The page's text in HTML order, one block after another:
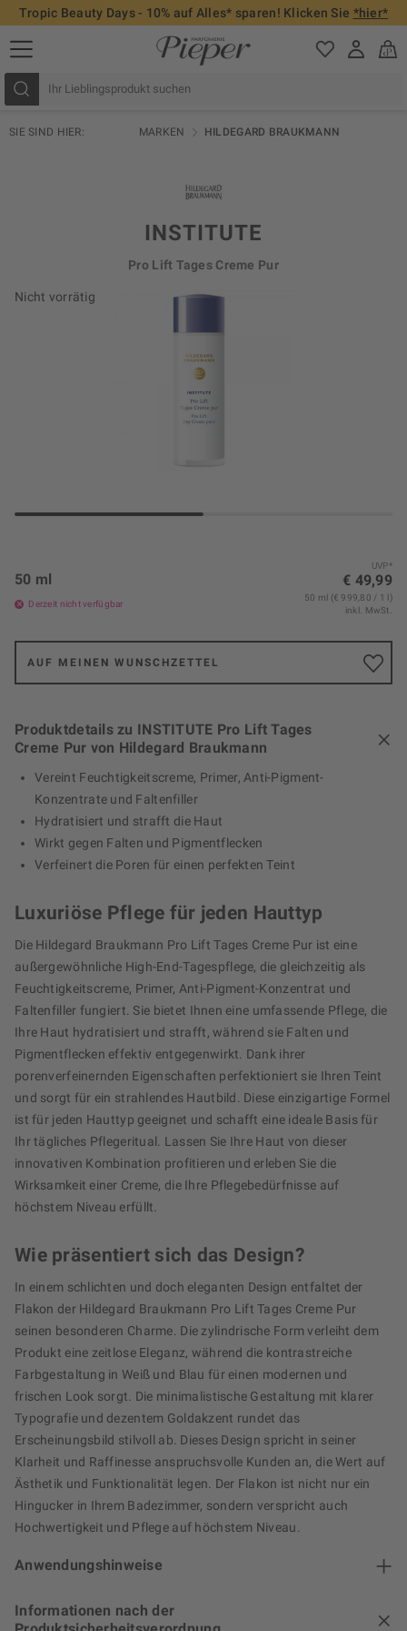
Tropic Beauty Days - 10% auf Alles* sparen! Klicken Sie *hier*
SIE SIND HIER: MARKEN HILDEGARD BRAUKMANN
Nicht vorrätig
INSTITUTE
Pro Lift Tages Creme Pur
UVP*
€ 49,99
50 ml
Derzeit nicht verfügbar
50 ml (€ 999,80 / 1 l)
inkl. MwSt.
AUF MEINEN WUNSCHZETTEL
Produktdetails zu INSTITUTE Pro Lift Tages
Creme Pur von Hildegard Braukmann
Vereint Feuchtigkeitscreme, Primer, Anti-Pigment-
Konzentrate und Faltenfiller
Hydratisiert und strafft die Haut
Wirkt gegen Falten und Pigmentflecken
Verfeinert die Poren für einen perfekten Teint
Luxuriöse Pflege für jeden Hauttyp
Die Hildegard Braukmann Pro Lift Tages Creme Pur ist eine
außergewöhnliche High-End-Tagespflege, die gleichzeitig als
Feuchtigkeitscreme, Primer, Anti-Pigment-Konzentrat und
Faltenfiller fungiert. Sie bietet Ihnen eine umfassende Pflege, die
Ihre Haut hydratisiert und strafft, während sie Falten und
Pigmentflecken effektiv entgegenwirkt. Dank ihrer
porenverfeinernden Eigenschaften perfektioniert sie Ihren Teint
und sorgt für ein strahlendes Hautbild. Diese einzigartige Formel
ist für jeden Hauttyp geeignet und schafft eine ideale Basis für
Ihr tägliches Pflegeritual. Lassen Sie Ihre Haut von dieser
innovativen Kombination profitieren und erleben Sie die
Wirksamkeit einer Creme, die Ihre Pflegebedürfnisse auf
höchstem Niveau erfüllt.
Wie präsentiert sich das Design?
In einem schlichten und doch eleganten Design entfaltet der
Flakon der Hildegard Braukmann Pro Lift Tages Creme Pur
seinen besonderen Charme. Die zylindrische Form verleiht dem
Produkt eine zeitlose Eleganz, während die kontrastreiche
Farbgestaltung in Weiß und Blau für einen modernen und
frischen Look sorgt. Die minimalistische Gestaltung mit klarer
Typografie und dezentem Goldakzent rundet das
Erscheinungsbild stilvoll ab. Dieses Design spricht in seiner
Klarheit und Raffinesse anspruchsvolle Kunden an, die Wert auf
Ästhetik und Funktionalität legen. Der Flakon ist nicht nur ein
Hingucker in Ihrem Badezimmer, sondern verspricht auch
Hochwertigkeit und Pflege auf höchstem Niveau.
Anwendungshinweise
Informationen nach der